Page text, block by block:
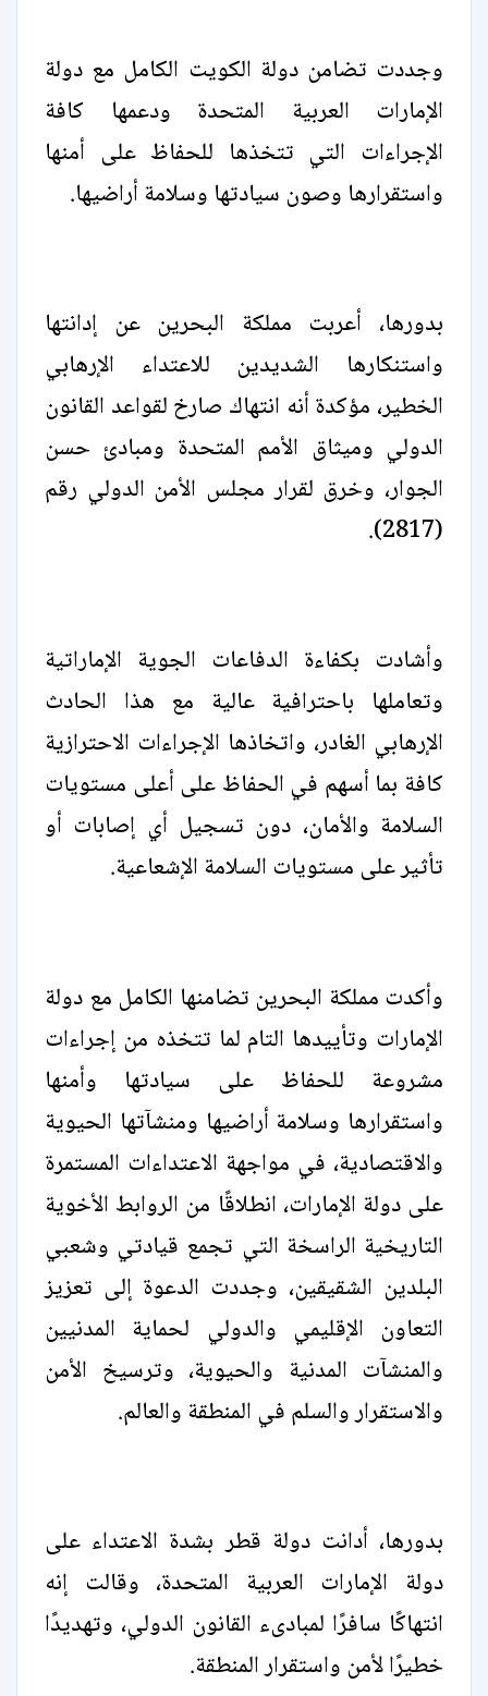
وجددت تضامن دولة الكويت الكامل مع دولة
الإمارات العربية المتحدة ودعمها كافة
الإجراءات التي تتخذها للحفاظ على أمنها
واستقرارها وصون سيادتها وسلامة أراضيها.
بدورها، أعربت مملكة البحرين عن إدانتها
واستنكارها الشديدين للاعتداء الإرهابي
الخطير، مؤكدة أنه انتهاك صارخ لقواعد القانون
الدولي وميثاق الأمم المتحدة ومبادئ حسن
الجوار، وخرق لقرار مجلس الأمن الدولي رقم
(2817).
وأشادت بكفاءة الدفاعات الجوية الإماراتية
وتعاملها باحترافية عالية مع هذا الحادث
الإرهابي الغادر، واتخاذها الإجراءات الاحترازية
كافة بما أسهم في الحفاظ على أعلى مستويات
السلامة والأمان، دون تسجيل أي إصابات أو
تأثير على مستويات السلامة الإشعاعية.
وأكدت مملكة البحرين تضامنها الكامل مع دولة
الإمارات وتأييدها التام لما تتخذه من إجراءات
مشروعة للحفاظ على سيادتها وأمنها
واستقرارها وسلامة أراضيها ومنشآتها الحيوية
والاقتصادية، في مواجهة الاعتداءات المستمرة
على دولة الإمارات، انطلاقًا من الروابط الأخوية
التاريخية الراسخة التي تجمع قيادتي وشعبي
البلدين الشقيقين، وجددت الدعوة إلى تعزيز
التعاون الإقليمي والدولي لحماية المدنيين
والمنشآت المدنية والحيوية، وترسيخ الأمن
والاستقرار والسلم في المنطقة والعالم.
بدورها، أدانت دولة قطر بشدة الاعتداء على
دولة الإمارات العربية المتحدة، وقالت إنه
انتهاكًا سافرًا لمبادىء القانون الدولي، وتهديدًا
خطيرًا لأمن واستقرار المنطقة.